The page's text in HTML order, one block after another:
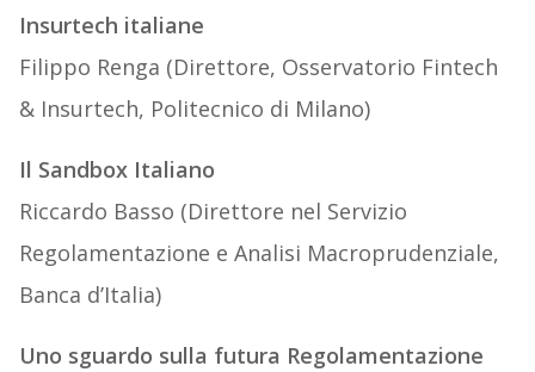
Insurtech italiane
Filippo Renga (Direttore, Osservatorio Fintech
& Insurtech, Politecnico di Milano)
Il Sandbox Italiano
Riccardo Basso (Direttore nel Servizio
Regolamentazione e Analisi Macroprudenziale,
Banca d’Italia)
Uno sguardo sulla futura Regolamentazione